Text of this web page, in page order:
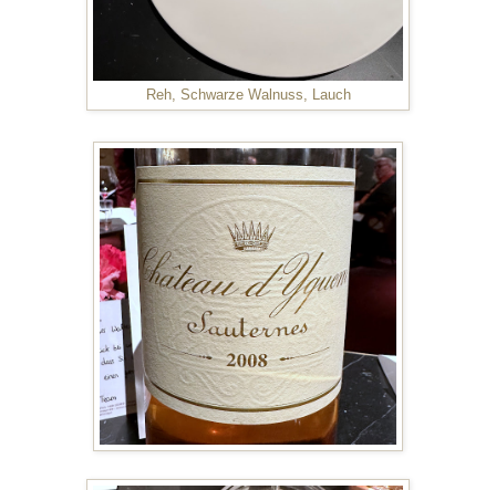
Reh, Schwarze Walnuss, Lauch